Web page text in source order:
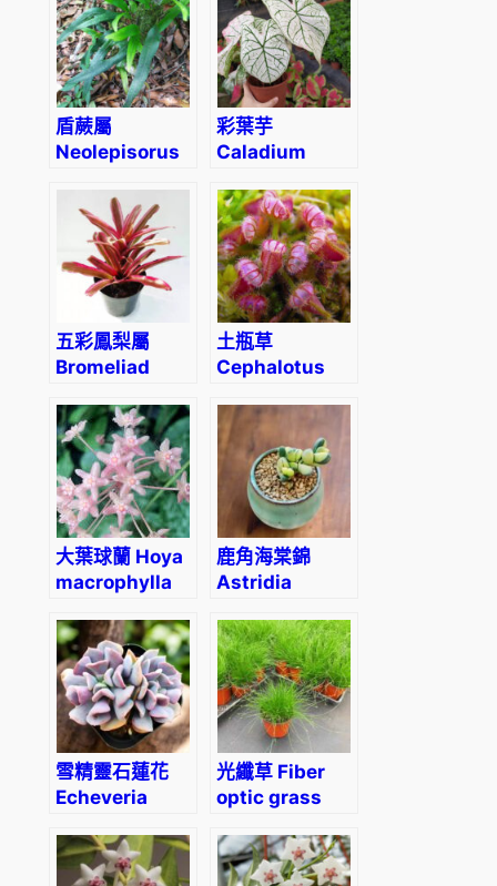
‘Compacta’)
盾蕨屬
Neolepisorus
彩葉芋
Caladium
(Caladium
bicolor)
五彩鳳梨屬
Bromeliad
‘Pink Powder’)
土瓶草
Cephalotus
大葉球蘭 Hoya
macrophylla
鹿角海棠錦
Astridia
雪精靈石蓮花
Echeveria
光纖草 Fiber
optic grass
cernua)